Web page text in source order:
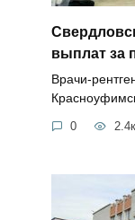
выплат за
Врачи-
0